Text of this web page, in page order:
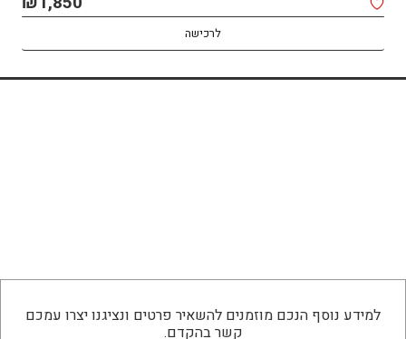
לרכישה
למידע נוסף הנכם מוזמנים להשאיר פרטים ונציגנו יצרו עמכם
קשר בהקדם.